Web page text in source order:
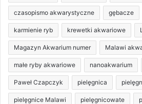
czasopismo akwarystyczne gębacze
karmienie ryb krewetki akwariowe
Magazyn Akwarium numer Malawi
małe ryby akwariowe nanoakwarium
Paweł Czapczyk pielęgnica
pielęgnice Malawi pielęgnicowate